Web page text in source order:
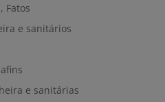
Fatos
e sanitários
e sanitárias